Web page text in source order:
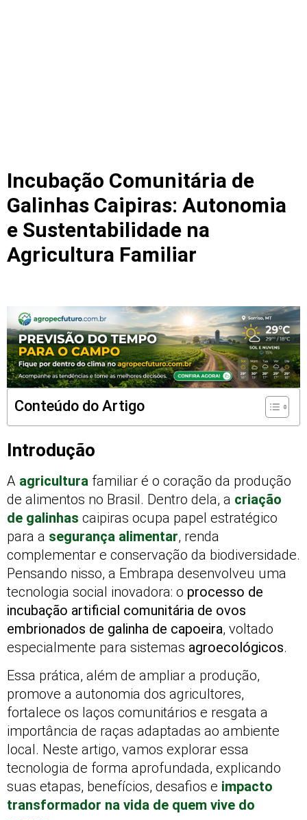
Incubação Comunitária de
Galinhas Caipiras: Autonomia
e Sustentabilidade na
Agricultura Familiar
Conteúdo do Artigo
Introdução
A agricultura familiar é o coração da produção
de alimentos no Brasil. Dentro dela, a criação
de galinhas caipiras ocupa papel estratégico
para a segurança alimentar, renda
complementar e conservação da biodiversidade.
Pensando nisso, a Embrapa desenvolveu uma
tecnologia social inovadora: o processo de
incubação artificial comunitária de ovos
embrionados de galinha de capoeira, voltado
especialmente para sistemas agroecológicos.
Essa prática, além de ampliar a produção,
promove a autonomia dos agricultores,
fortalece os laços comunitários e resgata a
importância de raças adaptadas ao ambiente
local. Neste artigo, vamos explorar essa
tecnologia de forma aprofundada, explicando
suas etapas, benefícios, desafios e impacto
transformador na vida de quem vive do